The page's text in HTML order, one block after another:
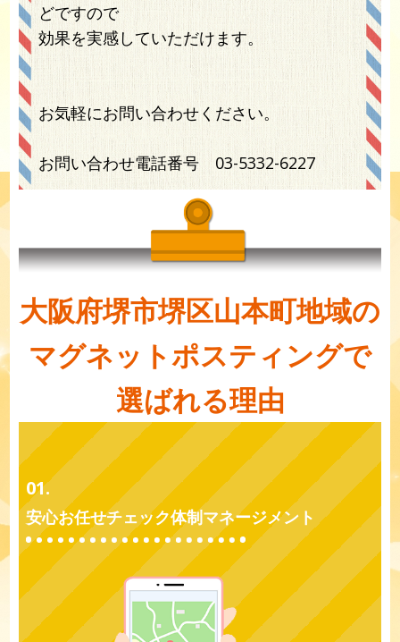
どですので
効果を実感していただけます。
お気軽にお問い合わせください。
お問い合わせ電話番号 03-5332-6227
大阪府堺市堺区山本町地域の
マグネットポスティングで
選ばれる理由
01.
安心お任せチェック体制マネージメント